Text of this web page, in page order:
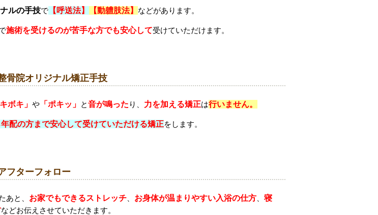
ルの手技で 【呼送法】 【動軆肢法】 などがあります。
施術を受けるのが苦手な方でも安心して受けていただけます。
骨院オリジナル矯正手技
ボキ」 や 「ポキッ」 と音が鳴った り、 力を加える矯正は行いません。
配の方まで安心して受けていただける矯正をします。
フターフォロー
あと、 お家でもできるストレッチ お身体が温まりやすい入浴の仕方
寝
などお伝えさせていただきます。